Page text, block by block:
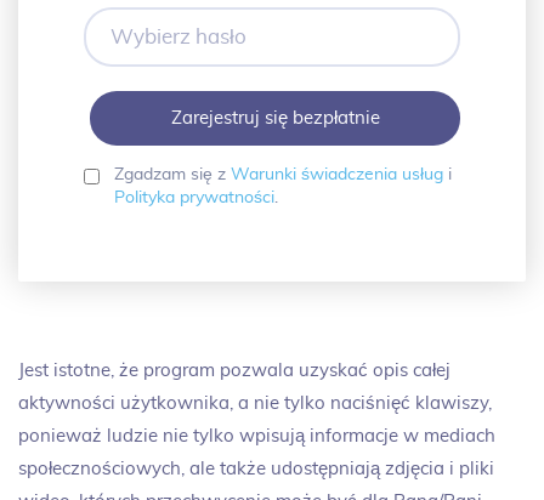
mail
Wybierz
hasło
Zgadzam się z Warunki świadczenia usługi
Polityka prywatności.
Jest istotne, że program pozwala uzyskać opis całej
aktywności użytkownika, a nie tylko naciśnięć klawiszy,
ponieważ ludzie nie tylko wpisują informacje w mediach
społecznościowych, ale także udostępniają zdjęcia i pliki